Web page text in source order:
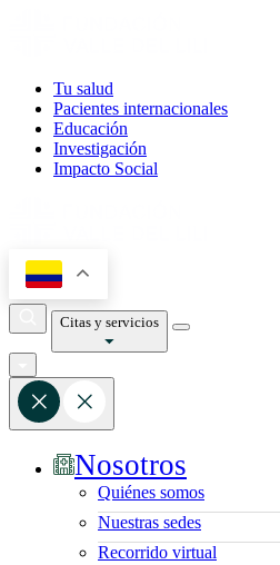
Tu salud
Pacientes internacionales
Educación
Investigación
Impacto Social
Citas y servicios
Nosotros
Quiénes somos
Nuestras sedes
Recorrido virtual